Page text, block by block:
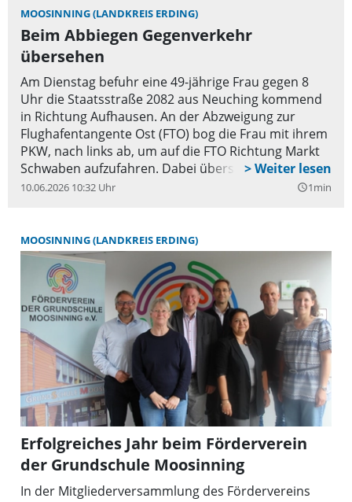
Er beleuchtete praxisnah, was die digitale Welt für
Kinder so faszinierend macht, und erklärte die
psychologischen Mechanismen dahinter.
MOOSINNING (LANDKREIS ERDING)
Beim Abbiegen Gegenverkehr
übersehen
Am Dienstag befuhr eine 49-jährige Frau gegen 8
Uhr die Staatsstraße 2082 aus Neuching kommend
in Richtung Aufhausen. An der Abzweigung zur
Flughafentangente Ost (FTO) bog die Frau mit ihrem
PKW, nach links ab, um auf die FTO Richtung Markt
Schwaben aufzufahren. Dabei übersah sie eine 46-
jährige Frau, welche die Staatsstraße 2082 mit ihrem
Zusammenstoß beider Fahrzeuge. Die
Schadenshöhen wurden jeweils auf 10.000 Euro
geschätzt. Beide Verkehrsteilnehmerinnen wurden
bei dem Geschehen leicht verletzt und kamen
vorsorglich in das Klinikum Erding. Neben der Polizei
Erding waren der Rettungsdienst und die
Feuerwehren aus Moosinning und Oberneuching
mit ca. 20 Einsatzkräften vor Ort.
10.06.2026 10:32 Uhr query_builder1min
MOOSINNING (LANDKREIS ERDING)
Erfolgreiches Jahr beim Förderverein
der Grundschule Moosinning
In der Mitgliederversammlung des Fördervereins